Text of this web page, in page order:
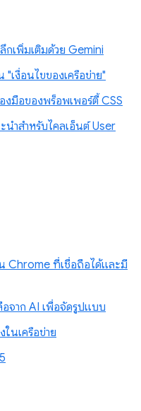
เพิ่มเติมด้วย Gemini
เงื่อนไขของเครือข่าย"
มือของพร็อพเพอร์ตี้ CSS
ำสำหรับไคลเอ็นต์ User
Chrome ที่เชื่อถือได้และมี
จาก AI เพื่อจัดรูปแบบ
ในเครือข่าย